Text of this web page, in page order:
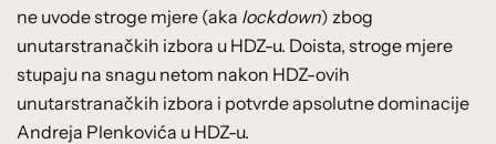
ne uvode stroge mjere (aka lockdown) zbog
unutarstranačkih izbora u HDZ-u. Doista, stroge mjere
stupaju na snagu netom nakon HDZ-ovih
unutarstranačkih izbora i potvrde apsolutne dominacije
Andreja Plenkovića u HDZ-u.